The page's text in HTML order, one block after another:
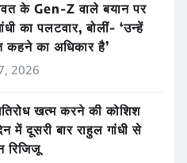
के Gen-Z वाले बयान पर
का पलटवार, बोलीं- ‘उन्हें
कहने का अधिकार है’
2026
खत्म करने की कोशिश
में दूसरी बार राहुल गांधी से
रिजिजू